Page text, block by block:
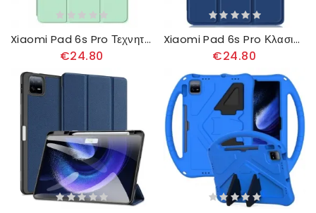
Xiaomi Pad 6s Pro Τεχνητό Δέρμα
€24.80
Xiaomi Pad 6s Pro Κλασική Βάση Γραφίδας
€24.80